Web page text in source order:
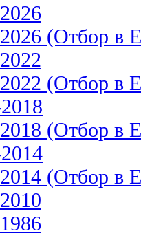
(Отбор в
(Отбор в
(Отбор в
(Отбор в